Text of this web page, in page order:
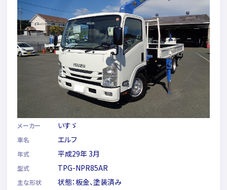
メーカー いすゞ
車名 エルフ
年式 平成29年 3月
型式 TPG-NPR85AR
主な形状 状態：板金、塗装済み